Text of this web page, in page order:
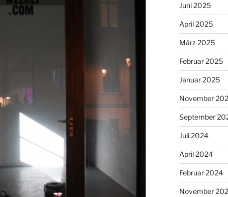
Juni 2025
April 2025
März 2025
Februar 2025
Januar 2025
November
September
Juli 2024
April 2024
Februar 2024
November